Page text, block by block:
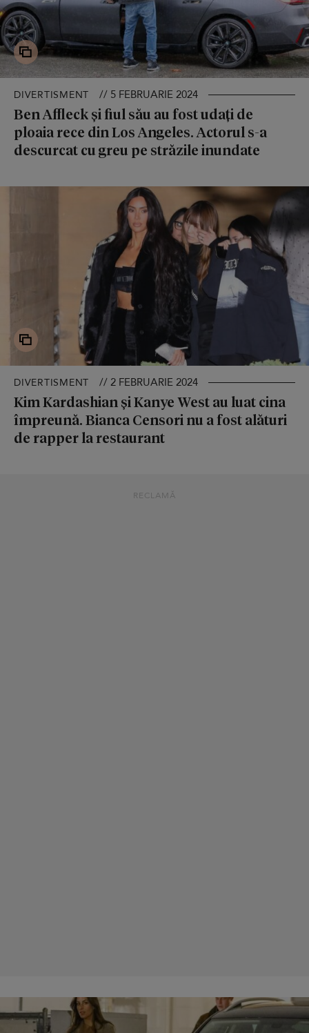
DIVERTISMENT // 5 FEBRUARIE 2024
Ben Affleck și fiul său au fost udați de
ploaia rece din Los Angeles. Actorul s-a
descurcat cu greu pe străzile inundate
DIVERTISMENT // 2 FEBRUARIE 2024
Kim Kardashian și Kanye West au luat cina
împreună. Bianca Censori nu a fost alături
de rapper la restaurant
RECLAMĂ